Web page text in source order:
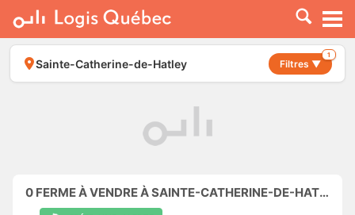
À LOUER
À VENDRE
PLACER UNE ANNONCE
Sainte-Catherine-de-Hatley Filtres ▼
1
0 FERME À VENDRE À SAINTE-CATHERINE-DE-HATLEY